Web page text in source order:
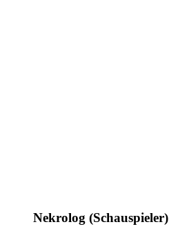
Nekrolog (Schauspieler)